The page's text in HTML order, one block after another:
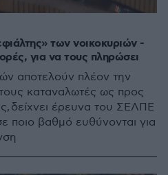
των νοικοκυριών -
για να τους πληρώσει
αποτελούν πλέον την
καταναλωτές ως προς
δείχνει έρευνα του ΣΕΛΠΕ
ποιο βαθμό ευθύνονται για